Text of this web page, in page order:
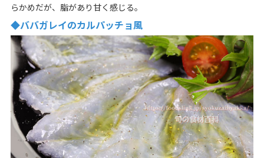
らかめだが、脂があり甘く感じる。
◆ババガレイのカルパッチョ風